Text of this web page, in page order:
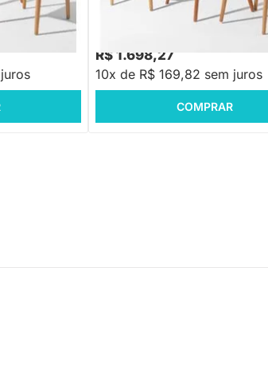
R$ 342
Elbow - Madeira
Economize R$ 343
R$ 1.698,27
10x de R$ 169,82 sem juros
COMPRAR